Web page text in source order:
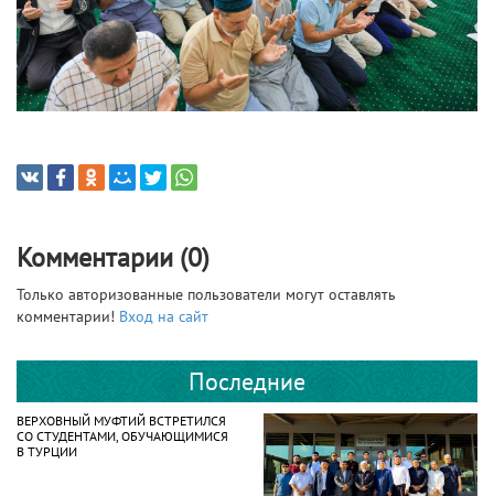
Комментарии (0)
Только авторизованные пользователи могут оставлять
комментарии! Вход на сайт
Последние
ВЕРХОВНЫЙ МУФТИЙ ВСТРЕТИЛСЯ
СО СТУДЕНТАМИ, ОБУЧАЮЩИМИСЯ
В ТУРЦИИ